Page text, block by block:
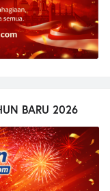
BARU 2026